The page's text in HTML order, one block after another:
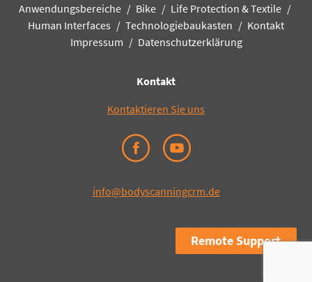
Anwendungsbereiche
Bike
Life Protection & Textile
Human Interfaces
Technologiebaukasten
Kontakt
Impressum
Datenschutzerklärung
Kontakt
Kontaktieren Sie uns
info@bodyscanningcrm.de
Remote Support